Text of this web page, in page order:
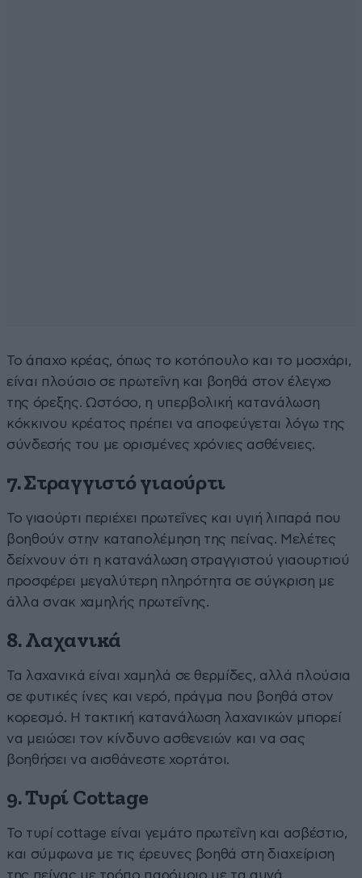
Το άπαχο κρέας, όπως το κοτόπουλο και το μοσχάρι,
είναι πλούσιο σε πρωτεΐνη και βοηθά στον έλεγχο
της όρεξης. Ωστόσο, η υπερβολική κατανάλωση
κόκκινου κρέατος πρέπει να αποφεύγεται λόγω της
σύνδεσής του με ορισμένες χρόνιες ασθένειες.
7. Στραγγιστό γιαούρτι
Το γιαούρτι περιέχει πρωτεΐνες και υγιή λιπαρά που
βοηθούν στην καταπολέμηση της πείνας. Μελέτες
δείχνουν ότι η κατανάλωση στραγγιστού γιαουρτιού
προσφέρει μεγαλύτερη πληρότητα σε σύγκριση με
άλλα σνακ χαμηλής πρωτεΐνης.
8. Λαχανικά
Τα λαχανικά είναι χαμηλά σε θερμίδες, αλλά πλούσια
σε φυτικές ίνες και νερό, πράγμα που βοηθά στον
κορεσμό. Η τακτική κατανάλωση λαχανικών μπορεί
να μειώσει τον κίνδυνο ασθενειών και να σας
βοηθήσει να αισθάνεστε χορτάτοι.
9. Τυρί Cottage
Το τυρί cottage είναι γεμάτο πρωτεΐνη και ασβέστιο,
και σύμφωνα με τις έρευνες βοηθά στη διαχείριση
της πείνας με τρόπο παρόμοιο με τα αυγά.